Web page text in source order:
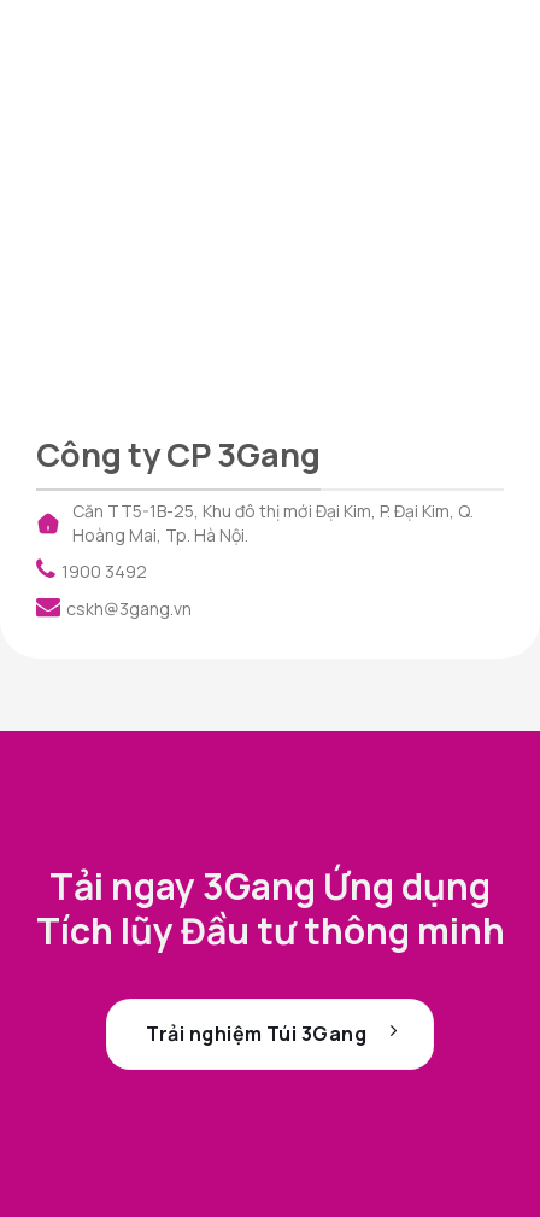
Công ty CP 3Gang
Căn TT5-1B-25, Khu đô thị mới Đại Kim, P. Đại Kim, Q.
Hoàng Mai, Tp. Hà Nội.
1900 3492
cskh@3gang.vn
Tải ngay 3Gang Ứng dụng
Tích lũy Đầu tư thông minh
Trải nghiệm Túi 3Gang